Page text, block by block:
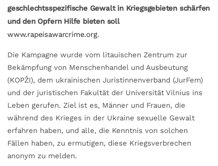
geschlechtsspezifische Gewalt in Kriegsgebieten schärfen
und den Opfern Hilfe bieten soll
www.rapeisawarcrime.org.
Die Kampagne wurde vom litauischen Zentrum zur
Bekämpfung von Menschenhandel und Ausbeutung
(KOPŽI), dem ukrainischen Juristinnenverband (JurFem)
und der juristischen Fakultät der Universität Vilnius ins
Leben gerufen. Ziel ist es, Männer und Frauen, die
während des Krieges in der Ukraine sexuelle Gewalt
erfahren haben, und alle, die Kenntnis von solchen
Fällen haben, zu ermutigen, diese Kriegsverbrechen
anonym zu melden.